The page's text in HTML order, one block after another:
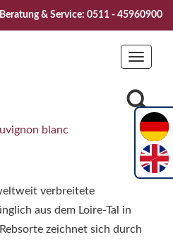
2026" Vive la
Beratung & Service: 0511 - 45960900
Toggle
blanc
verbreitete
aus dem Loire-Tal in
zeichnet sich durch